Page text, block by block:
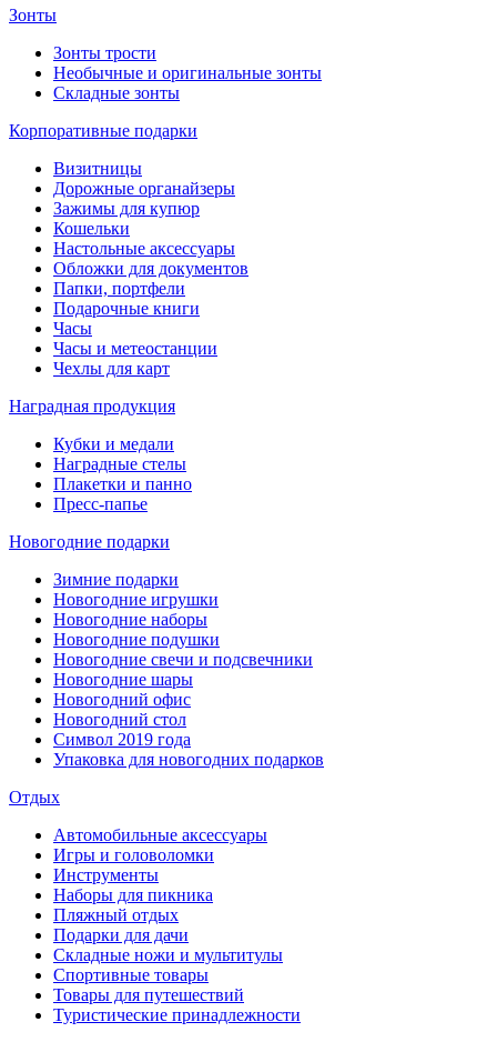
Зонты
Зонты трости
Необычные и оригинальные зонты
Складные зонты
Корпоративные подарки
Визитницы
Дорожные органайзеры
Зажимы для купюр
Кошельки
Настольные аксессуары
Обложки для документов
Папки, портфели
Подарочные книги
Часы
Часы и метеостанции
Чехлы для карт
Наградная продукция
Кубки и медали
Наградные стелы
Плакетки и панно
Пресс-папье
Новогодние подарки
Зимние подарки
Новогодние игрушки
Новогодние наборы
Новогодние подушки
Новогодние свечи и подсвечники
Новогодние шары
Новогодний офис
Новогодний стол
Символ 2019 года
Упаковка для новогодних подарков
Отдых
Автомобильные аксессуары
Игры и головоломки
Инструменты
Наборы для пикника
Пляжный отдых
Подарки для дачи
Складные ножи и мультитулы
Спортивные товары
Товары для путешествий
Туристические принадлежности